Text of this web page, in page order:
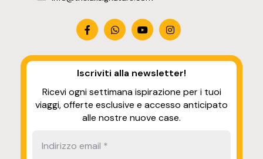
Iscriviti alla newsletter!
Ricevi ogni settimana ispirazione per i tuoi
viaggi, offerte esclusive e accesso anticipato
alle nostre nuove case.